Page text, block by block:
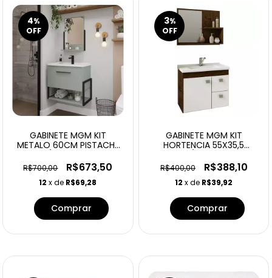
4%
OFF
GABINETE MGM KIT
METALO 60CM PISTACHE
R$700,00 R$673,50
12 x de R$69,28
3%
OFF
GABINETE MGM KIT
HORTENCIA 55X35,5
C/ESPELHEIRA
R$400,00 R$388,10
12 x de R$39,92